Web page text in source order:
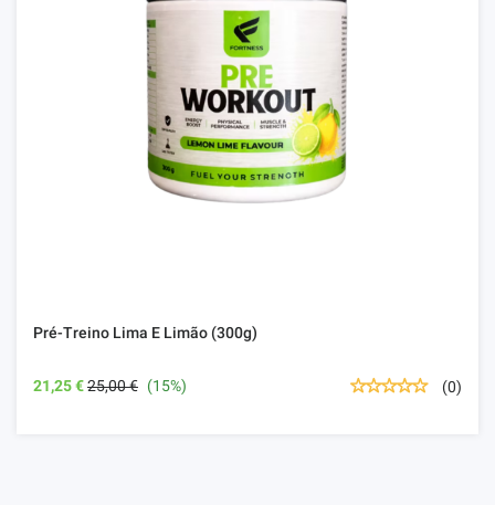
Pré-Treino Lima E Limão (300g)
21,25 €25,00 € (15%) (0)